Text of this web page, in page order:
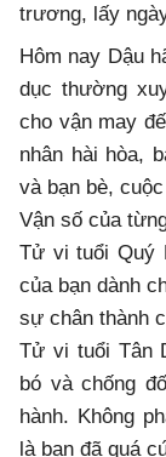
trương, lấy
Hôm nay Dậu
dục thường
cho vận may
nhân hài hòa,
và bạn bè,
Vận số của
Tử vi tuổi Quý
của bạn dành
sự chân thành
Tử vi tuổi Tân
bó và chống
hành. Không
là bạn đã quá